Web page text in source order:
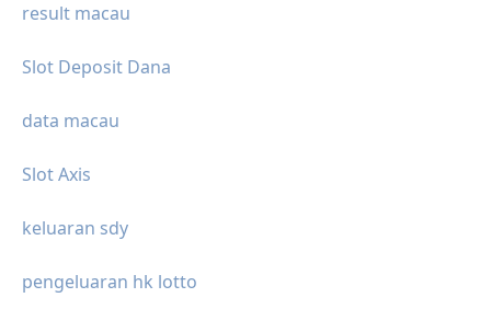
result macau
Slot Deposit Dana
data macau
Slot Axis
keluaran sdy
pengeluaran hk lotto